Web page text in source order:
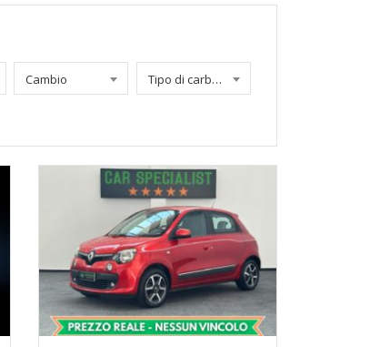
Cambio Tipo di carburante